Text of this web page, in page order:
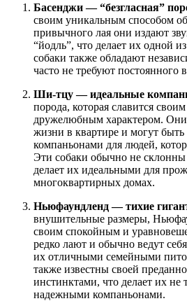
Басенджи — “безгласная”
своим уникальным способом
привычного лая они издают
“йодль”, что делает их одной
собаки также обладают
часто не требуют постоянного
Ши-тцу — идеальные
порода, которая славится
дружелюбным характером. Они
жизни в квартире и могут
компаньонами для людей,
Эти собаки обычно не
делает их идеальными для
многоквартирных домах.
Ньюфаундленд — тихие
внушительные размеры,
своим спокойным и
редко лают и обычно ведут
их отличными семейными
также известны своей
инстинктами, что делает их не
надежными компаньонами.